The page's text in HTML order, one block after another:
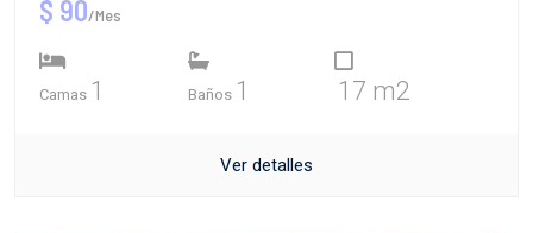
$ 90/Mes
Camas 1 Baños 1 17 m2
Ver detalles